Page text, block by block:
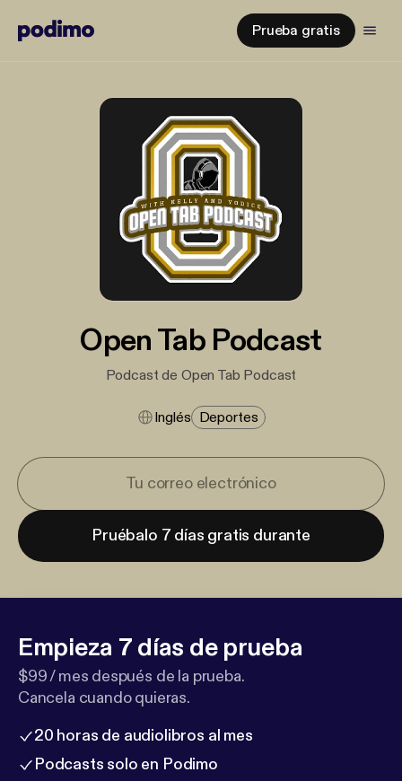
Prueba gratis
Open Tab Podcast
Podcast de Open Tab Podcast
Inglés Deportes
Pruébalo 7 días gratis durante
Empieza 7 días de prueba
$99 / mes después de la prueba.
Cancela cuando quieras.
20 horas de audiolibros al mes
Podcasts solo en Podimo